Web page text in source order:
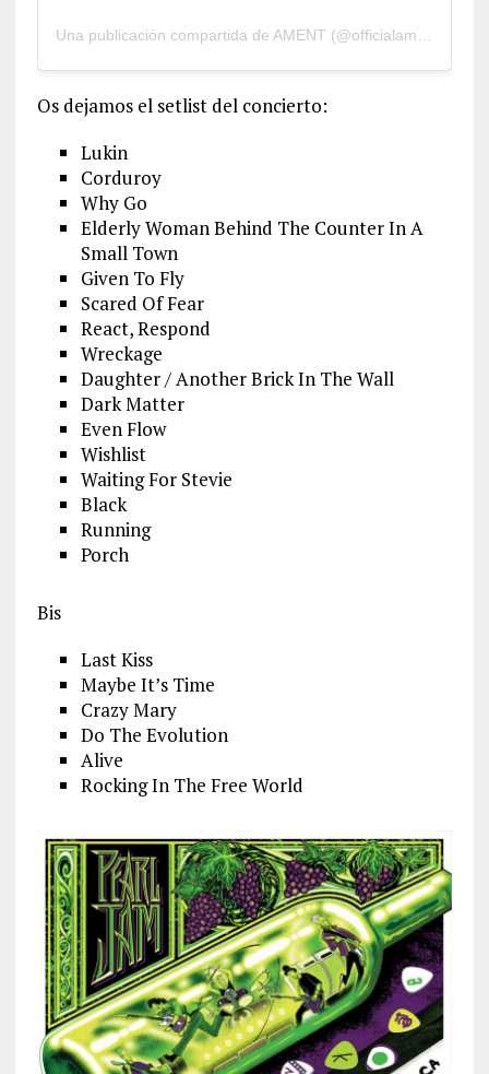
Os dejamos el setlist del concierto:
Lukin
Corduroy
Why Go
Elderly Woman Behind The Counter In A
Small Town
Given To Fly
Scared Of Fear
React, Respond
Wreckage
Daughter / Another Brick In The Wall
Dark Matter
Even Flow
Wishlist
Waiting For Stevie
Black
Running
Porch
Bis
Last Kiss
Maybe It’s Time
Crazy Mary
Do The Evolution
Alive
Rocking In The Free World